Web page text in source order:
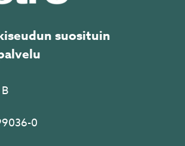
suosituin
0